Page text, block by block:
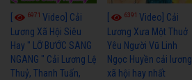
6971 Video] Cải
Lương Xã Hội Siêu
Hay " LỠ BƯỚC SANG
NGANG " Cải Lương Lệ
Thuỷ, Thanh Tuấn,
6391Video] Cải
Lương Xưa Một Thuở
Yêu Người Vũ Linh
Ngọc Huyền cải lương
xã hội hay nhất